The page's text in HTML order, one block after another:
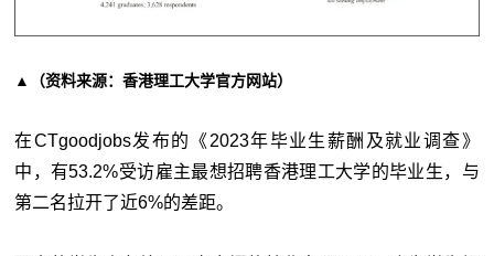
▲（资料来源：香港理工大学官方网站）
在CTgoodjobs发布的《2023年毕业生薪酬及就业调查》
中，有53.2%受访雇主最想招聘香港理工大学的毕业生，与
第二名拉开了近6%的差距。